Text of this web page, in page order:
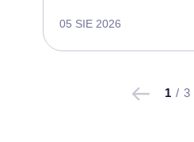
05 SIE 2026
Pokaż 1 / 3